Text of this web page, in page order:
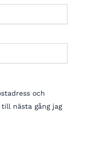
och
nästa gång jag